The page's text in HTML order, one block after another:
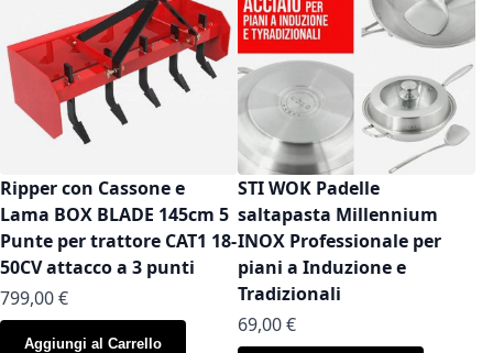
Ripper con Cassone e
Lama BOX BLADE 145cm 5
Punte per trattore CAT1 18-
50CV attacco a 3 punti
799,00 €
Aggiungi al Carrello
STI WOK Padelle
saltapasta Millennium
INOX Professionale per
piani a Induzione e
Tradizionali
As low as
69,00 €